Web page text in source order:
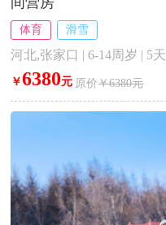
体育 滑雪
河北,张家口 | 6-14周岁 | 5天
￥6380元 原价￥6380元